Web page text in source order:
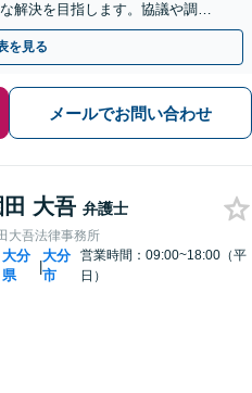
解決を目指します。協議や調
たします【完全個室】
を見る
メールでお問い合わせ
田 大吾 弁護士
大吾法律事務所
大分
県
|
大分
市
営業時間：09:00~18:00（平
日）